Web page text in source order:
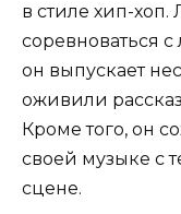
в стиле хип-
соревноваться
он выпускает
оживили
Кроме того, он
своей музыке с
сцене.